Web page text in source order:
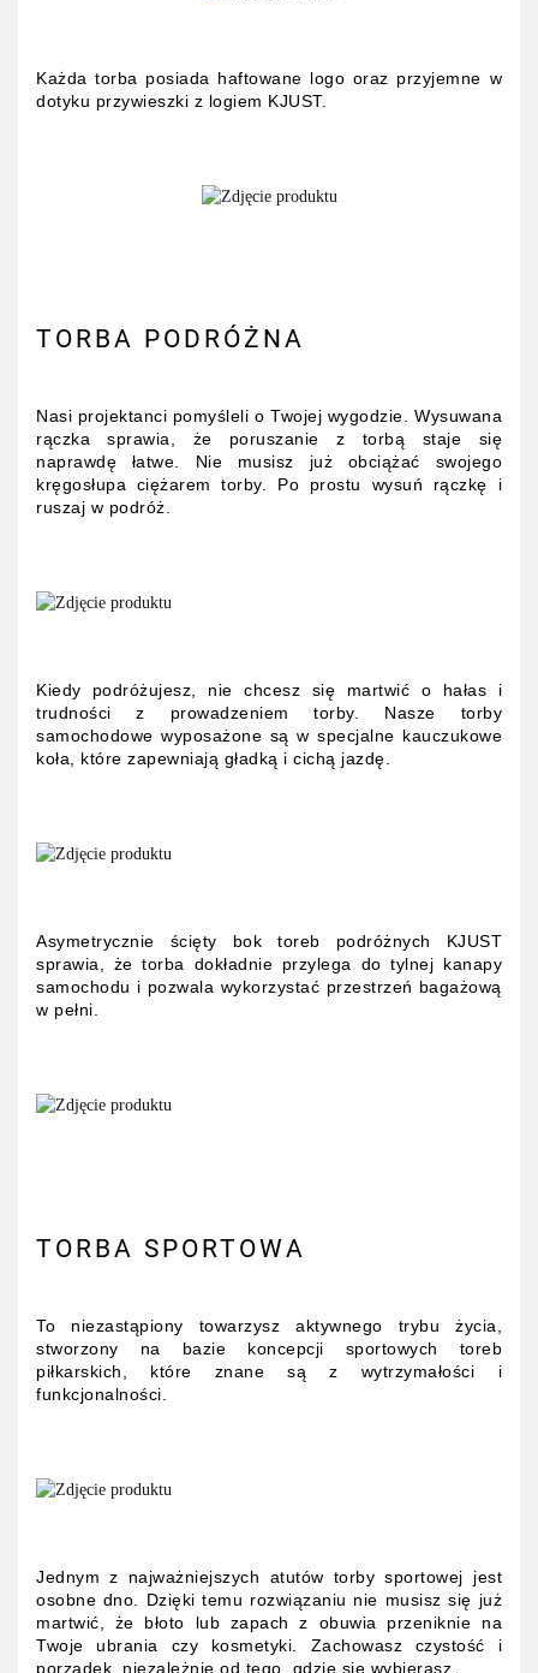
Każda torba posiada haftowane logo oraz przyjemne w
dotyku przywieszki z logiem KJUST.
TORBA PODRÓŻNA
Nasi projektanci pomyśleli o Twojej wygodzie. Wysuwana
rączka sprawia, że poruszanie z torbą staje się
naprawdę łatwe. Nie musisz już obciążać swojego
kręgosłupa ciężarem torby. Po prostu wysuń rączkę i
ruszaj w podróż.
Kiedy podróżujesz, nie chcesz się martwić o hałas i
trudności z prowadzeniem torby. Nasze torby
samochodowe wyposażone są w specjalne kauczukowe
koła, które zapewniają gładką i cichą jazdę.
Asymetrycznie ścięty bok toreb podróżnych KJUST
sprawia, że torba dokładnie przylega do tylnej kanapy
samochodu i pozwala wykorzystać przestrzeń bagażową
w pełni.
TORBA SPORTOWA
To niezastąpiony towarzysz aktywnego trybu życia,
stworzony na bazie koncepcji sportowych toreb
piłkarskich, które znane są z wytrzymałości i
funkcjonalności.
Jednym z najważniejszych atutów torby sportowej jest
osobne dno. Dzięki temu rozwiązaniu nie musisz się już
martwić, że błoto lub zapach z obuwia przeniknie na
Twoje ubrania czy kosmetyki. Zachowasz czystość i
porządek, niezależnie od tego, gdzie się wybierasz.